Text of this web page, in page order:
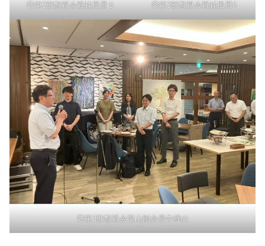
㉕第3部懇親会親睦風景５ ㉖第3部懇親会親睦風景6
㉗第3部懇親会畠山副会長中締め